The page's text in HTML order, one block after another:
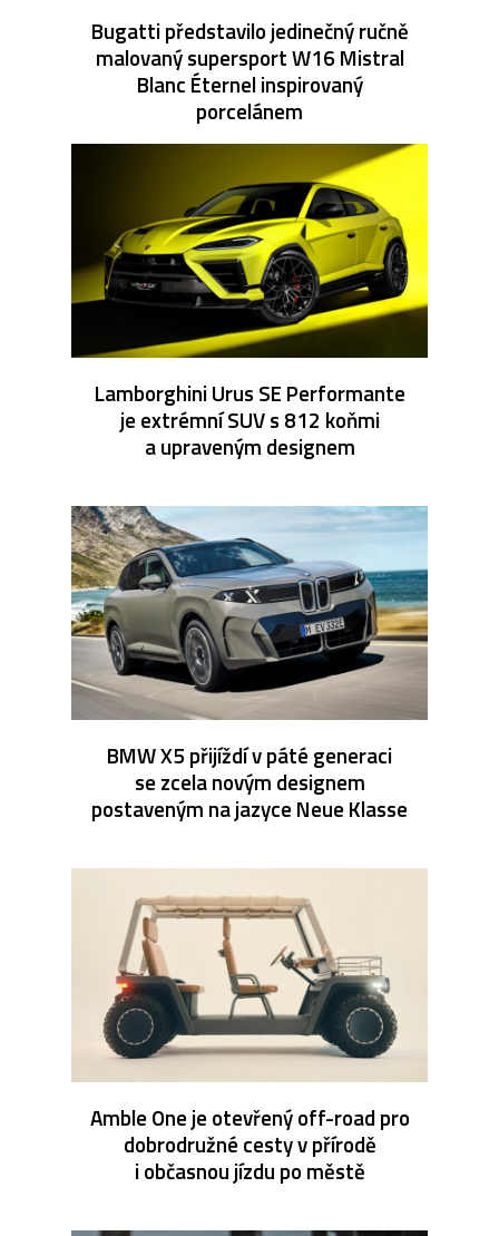
Bugatti představilo jedinečný ručně
malovaný supersport W16 Mistral
Blanc Éternel inspirovaný
porcelánem
Lamborghini Urus SE Performante
je extrémní SUV s 812 koňmi
a upraveným designem
BMW X5 přijíždí v páté generaci
se zcela novým designem
postaveným na jazyce Neue Klasse
Amble One je otevřený off-road pro
dobrodružné cesty v přírodě
i občasnou jízdu po městě